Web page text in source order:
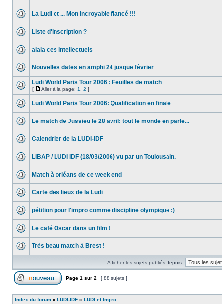
La Ludi et ... Mon Incroyable fiancé !!!
Liste d'inscription ?
alala ces intellectuels
Nouvelles dates en amphi 24 jusque février
Ludi World Paris Tour 2006 : Feuilles de match
[ Aller à la page: 1 2 ]
Ludi World Paris Tour 2006: Qualification en finale
Le match de Jussieu le 28 avril: tout le monde en parle...
Calendrier de la LUDI-IDF
LIBAP / LUDI IDF (18/03/2006) vu par un Toulousain.
Match à orléans de ce week end
Carte des lieux de la Ludi
pétition pour l'impro comme discipline olympique :)
Le café Oscar dans un film !
Très beau match à Brest !
Afficher les sujets publiés depuis:
Page 1 sur 2 [ 88 sujets ]
Index du forum » LUDI-IDF » LUDI et Impro